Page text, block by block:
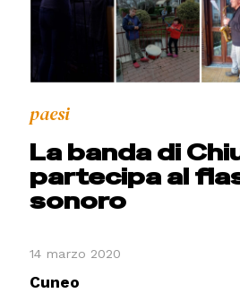
paesi
La banda di
partecipa al
sonoro
14 marzo 2020
Cuneo